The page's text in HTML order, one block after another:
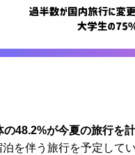
48.2%が今夏の旅行を
を伴う旅行を予定して